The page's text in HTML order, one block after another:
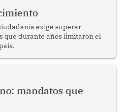
exige superar
que durante años limitaron el
mandatos que